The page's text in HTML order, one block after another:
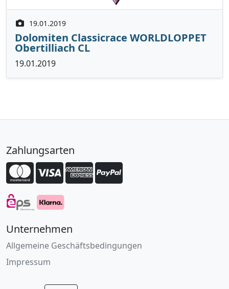
19.01.2019
Dolomiten Classicrace WORLDLOPPET
Obertilliach CL
19.01.2019
Zahlungsarten
Unternehmen
Allgemeine Geschäftsbedingungen
Impressum